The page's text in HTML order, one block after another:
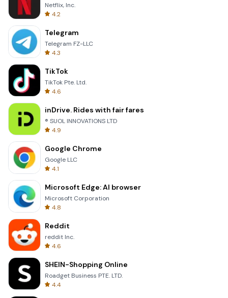
Netflix, Inc.
4.2
Telegram
Telegram FZ-LLC
4.3
TikTok
TikTok Pte. Ltd.
4.6
inDrive. Rides with fair fares
® SUOL INNOVATIONS LTD
4.9
Google Chrome
Google LLC
4.1
Microsoft Edge: AI browser
Microsoft Corporation
4.8
Reddit
reddit Inc.
4.6
SHEIN-Shopping Online
Roadget Business PTE. LTD.
4.4